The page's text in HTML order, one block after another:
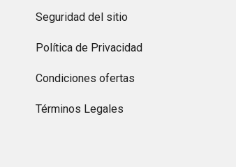
Seguridad del sitio
Política de Privacidad
Condiciones ofertas
Términos Legales